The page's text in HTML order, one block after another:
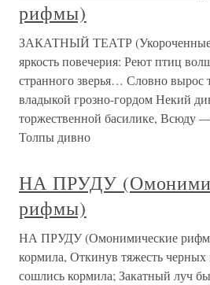
рифмы)
ЗАКАТНЫЙ ТЕАТР
яркость повечерия: Реют птиц
странного зверья… Словно вырос
владыкой грозно-гордом Некий
торжественной басилике, Всюду
Толпы дивно
НА ПРУДУ
рифмы)
НА ПРУДУ (Омонимические
кормила, Откинув тяжесть
сошлись кормила; Закатный луч